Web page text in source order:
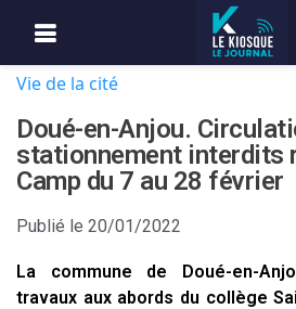
Vie de la cité
Doué-en-Anjou.
stationnement interdits
Camp du 7 au 28 février
Publié le 20/01/2022
La commune de Doué-en-
travaux aux abords du collège